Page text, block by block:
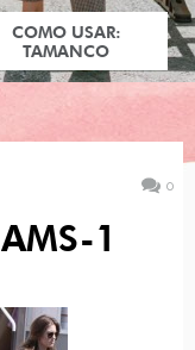
COMO USAR:
TAMANCO
0
1